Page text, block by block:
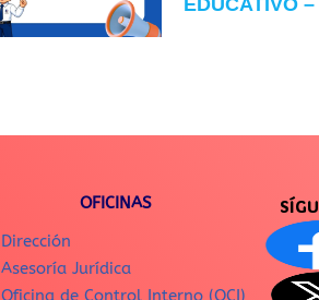
OFICINAS
Dirección
Asesoría Jurídica
Oficina de Control Interno (OCI)